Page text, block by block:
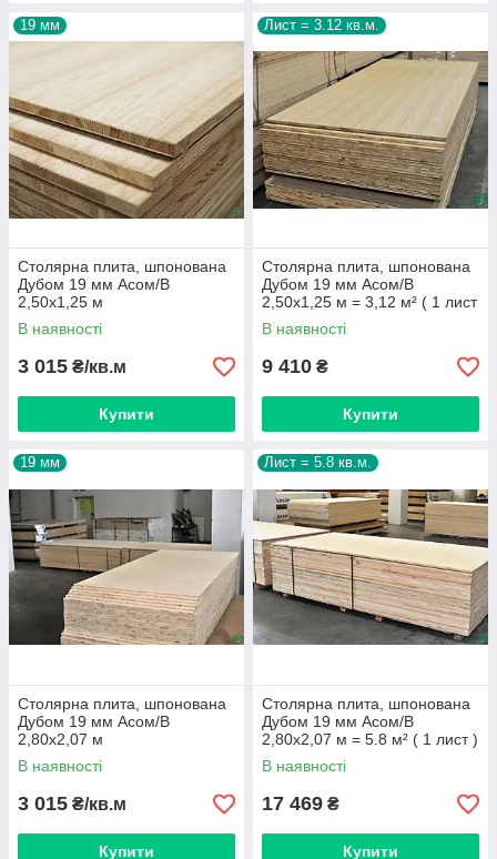
19 мм
Столярна плита, шпонована
Дубом 19 мм Асом/В
2,50х1,25 м
В наявності
3 015 ₴/кв.м
Купити
Лист = 3.12 кв.м.
Столярна плита, шпонована
Дубом 19 мм Асом/В
2,50х1,25 м = 3,12 м² ( 1 лист
)В наявності
9 410 ₴
Купити
19 мм
Столярна плита, шпонована
Дубом 19 мм Асом/В
2,80х2,07 м
В наявності
3 015 ₴/кв.м
Купити
Лист = 5.8 кв.м.
Столярна плита, шпонована
Дубом 19 мм Асом/В
2,80х2,07 м = 5.8 м² ( 1 лист )
В наявності
17 469 ₴
Купити